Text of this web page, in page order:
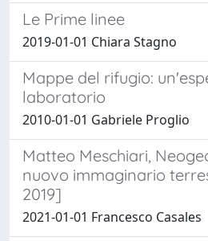
Le Prime linee
2019-01-01 Chiara Stagno
Mappe del rifugio:
laboratorio
2010-01-01 Gabriele Proglio
Matteo Meschiari,
nuovo immaginario
2019]
2021-01-01 Francesco Casales